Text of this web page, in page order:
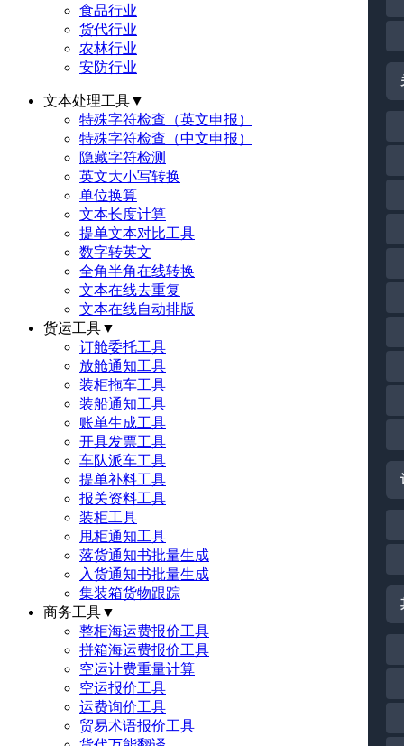
食品行业
货代行业
农林行业
安防行业
文本处理工具▼
特殊字符检查（英文申报）
特殊字符检查（中文申报）
隐藏字符检测
英文大小写转换
单位换算
文本长度计算
提单文本对比工具
数字转英文
全角半角在线转换
文本在线去重复
文本在线自动排版
货运工具▼
订舱委托工具
放舱通知工具
装柜拖车工具
装船通知工具
账单生成工具
开具发票工具
车队派车工具
提单补料工具
报关资料工具
装柜工具
甩柜通知工具
落货通知书批量生成
入货通知书批量生成
集装箱货物跟踪
商务工具▼
整柜海运费报价工具
拼箱海运费报价工具
空运计费重量计算
空运报价工具
运费询价工具
贸易术语报价工具